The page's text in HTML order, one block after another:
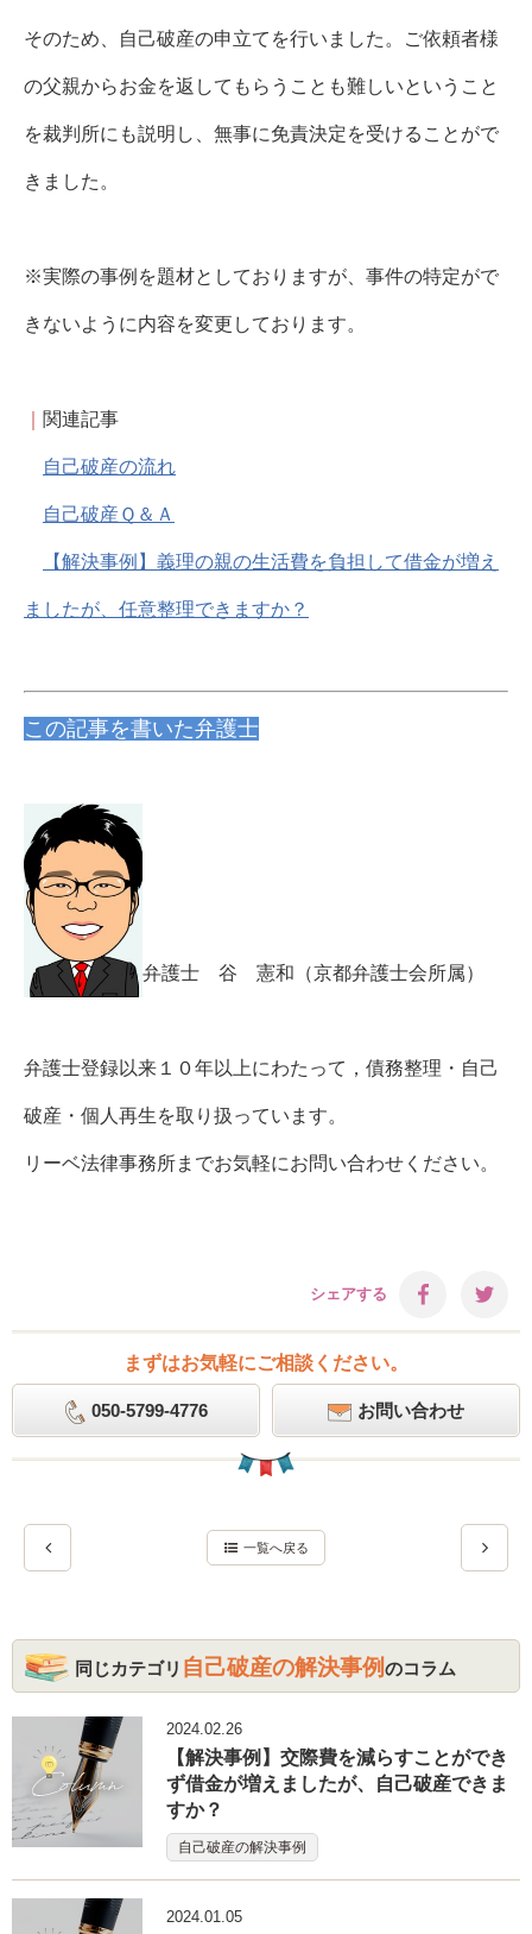
そのため、自己破産の申立てを行いました。ご依頼者様
の父親からお金を返してもらうことも難しいということ
を裁判所にも説明し、無事に免責決定を受けることがで
きました。
※実際の事例を題材としておりますが、事件の特定がで
きないように内容を変更しております。
関連記事
自己破産の流れ
自己破産Ｑ＆Ａ
【解決事例】義理の親の生活費を負担して借金が増え
ましたが、任意整理できますか？
この記事を書いた弁護士
弁護士 谷 憲和（京都弁護士会所属）
弁護士登録以来１０年以上にわたって，債務整理・自己
破産・個人再生を取り扱っています。
リーベ法律事務所までお気軽にお問い合わせください。
シェアする
まずはお気軽にご相談ください。
050-5799-4776 お問い合わせ
一覧へ戻る
同じカテゴリ 自己破産の解決事例のコラム
2024.02.26
【解決事例】交際費を減らすことができ
ず借金が増えましたが、自己破産できま
すか？
自己破産の解決事例
2024.01.05